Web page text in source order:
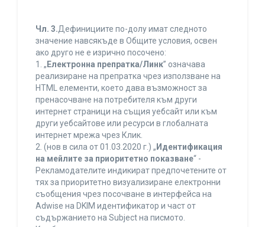
Чл. 3.Дефинициите по-долу имат следното
значение навсякъде в Общите условия, освен
ако друго не е изрично посочено:
1. „ Електронна препратка/Линк” означава
реализиране на препратка чрез използване на
HTML елементи, което дава възможност за
пренасочване на потребителя към други
интернет страници на същия уебсайт или към
други уебсайтове или ресурси в глобалната
интернет мрежа чрез Клик.
2. (нов в сила от 01.03.2020 г.) „ Идентификация
на мейлите за приоритетно показване“ -
Рекламодателите индикират предпочетените от
тях за приоритетно визуализиране електронни
съобщения чрез посочване в интерфейса на
Adwise на DKIM идентификатор и част от
съдържанието на Subject на писмото.